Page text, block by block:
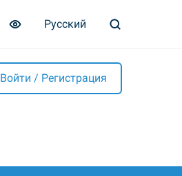
Русский
Войти / Регистрация